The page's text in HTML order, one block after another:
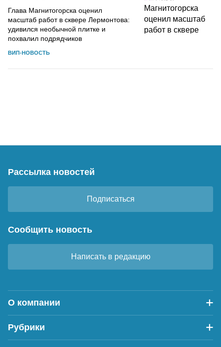
Глава Магнитогорска оценил
масштаб работ в сквере Лермонтова:
удивился необычной плитке и
похвалил подрядчиков
ВИП-НОВОСТЬ
Рассылка новостей
Подписаться
Сообщить новость
Написать в редакцию
О компании
Рубрики